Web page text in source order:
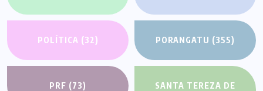
POLÍTICA (32) PORANGATU (355)
PRF (73)
SANTA TEREZA DE